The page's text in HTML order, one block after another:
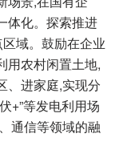
体化。探索推进
域。鼓励在企业
用农村闲置土地,
、进家庭,实现分
+”等发电利用场
通信等领域的融